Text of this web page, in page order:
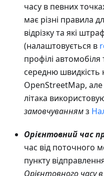
часу в певних
має різні правила
відрізку та які
(налаштовується в
профілі
середню швидкість
OpenStreetMap, але
літака
замовчуваннямз
Орієнтовний час
час від поточного
пункту
Орієнтовного часу в